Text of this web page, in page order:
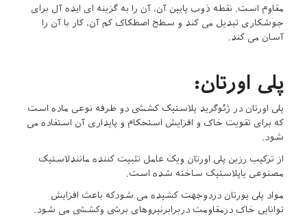
مقاوم است. نقطه ذوب پایین آن، آن را به گزینه ای ایده آل برای
جوشکاری تبدیل می کند و سطح اصطکاک کم آن، کار با آن را
آسان می کند.
پلی اورتان:
پلی اورتان در ژئوگرید پلاستیک کششی دو طرفه نوعی ماده است
که برای تقویت خاک و افزایش استحکام و پایداری آن استفاده می
شود.
از ترکیب رزین پلی اورتان ویک عامل تثبیت کننده مانندلاستیک
مصنوعی یاپلاستیک ساخته شده است.
مواد پلی یورتان دردوجهت کشیده می شودکه باعث افزایش
توانایی خاک درمقاومت دربرابرنیروهای برشی وکششی می شود.